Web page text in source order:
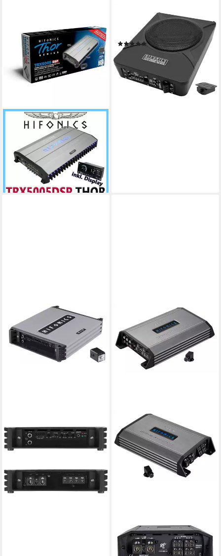
HIFONICS
Audioverstärker (Anzahl
Kanäle: 5, Mit 125 W und
LED)
438,99 €
mtl. in 36 Raten
lieferbar - in 7-9 Werktagen bei dir
Aktiv Subwoofer VRX-1000A
Subwoofer
(1)
ab 174,99 € UVP219,00 €
15,98 €
mtl. in 12 Raten
-20%
lieferbar - in 2-3 Werktagen bei dir
HIFONICS 2-Kanal Verstärker
MERCURY 2 (v2) Verstärker
lieferbar - in 2-3 Werktagen bei dir
HIFONICS
ZXR 900 4 4 Kanal Class-D
Verstärker Endstufe